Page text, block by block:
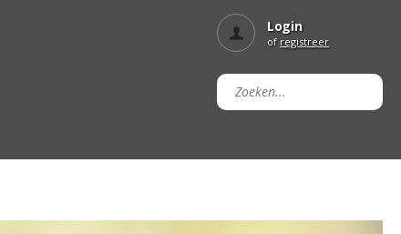
Login
of registreer